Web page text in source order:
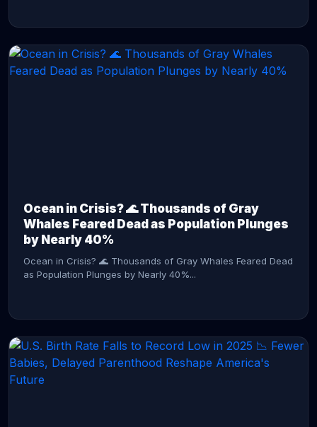
Ocean in Crisis? 🌊 Thousands of Gray
Whales Feared Dead as Population Plunges
by Nearly 40%
Ocean in Crisis? 🌊 Thousands of Gray Whales Feared Dead
as Population Plunges by Nearly 40%...